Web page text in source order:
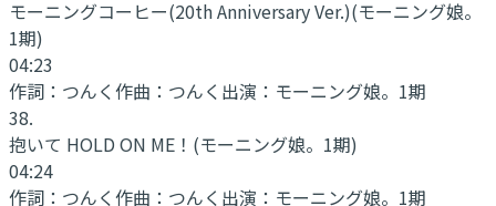
モーニングコーヒー(20th Anniversary Ver.)(モーニング娘。
1期)
04:23
作詞： つんく作曲： つんく 出演： モーニング娘。1期
38.
抱いて HOLD ON ME！ (モーニング娘。1期)
04:24
作詞： つんく作曲： つんく 出演： モーニング娘。1期